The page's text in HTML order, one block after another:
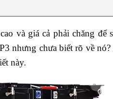
và giá cả phải chăng để
nhưng chưa biết rõ về
này.